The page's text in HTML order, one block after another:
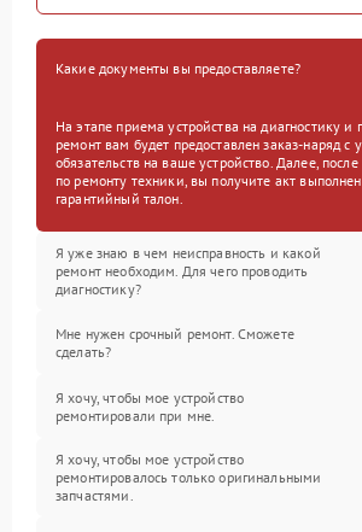
Какие документы вы предоставляете?
На этапе приема устройства на диагностику
ремонт вам будет предоставлен заказ-наряд с
обязательств на ваше устройство. Далее,
по ремонту техники, вы получите акт
гарантийный талон.
Я уже знаю в чем неисправность и какой
ремонт необходим. Для чего проводить
диагностику?
Мне нужен срочный ремонт. Сможете
сделать?
Я хочу, чтобы мое устройство
ремонтировали при мне.
Я хочу, чтобы мое устройство
ремонтировалось только оригинальными
запчастями.